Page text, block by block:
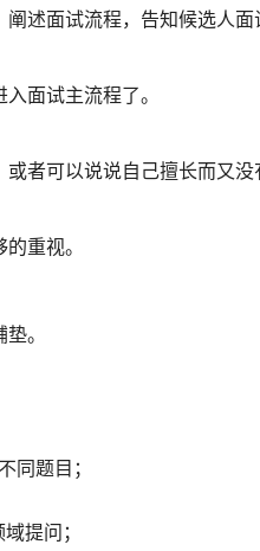
述面试流程，告知候选人面
面试主流程了。
者可以说说自己擅长而又没
重视。
。
同题目；
提问；